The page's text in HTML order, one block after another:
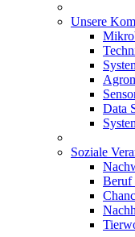
Unsere
Data
Soziale
Beruf